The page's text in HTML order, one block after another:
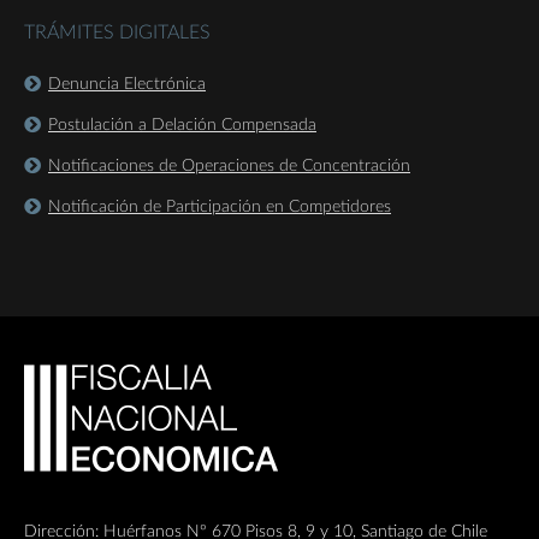
TRÁMITES DIGITALES
Denuncia Electrónica
Postulación a Delación Compensada
Notificaciones de Operaciones de Concentración
Notificación de Participación en Competidores
Dirección: Huérfanos Nº 670 Pisos 8, 9 y 10, Santiago de Chile